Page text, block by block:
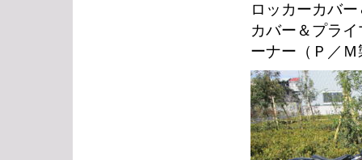
ロッカーカバ
カバー＆プラ
ーナー（Ｐ／